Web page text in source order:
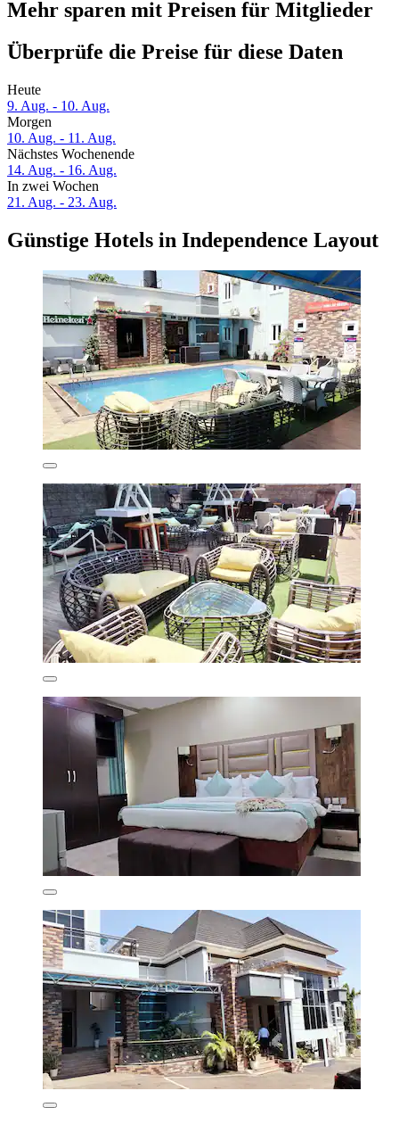
Mehr sparen mit Preisen für Mitglieder
Überprüfe die Preise für diese Daten
Heute
9. Aug. - 10. Aug.
Morgen
10. Aug. - 11. Aug.
Nächstes Wochenende
14. Aug. - 16. Aug.
In zwei Wochen
21. Aug. - 23. Aug.
Günstige Hotels in Independence Layout